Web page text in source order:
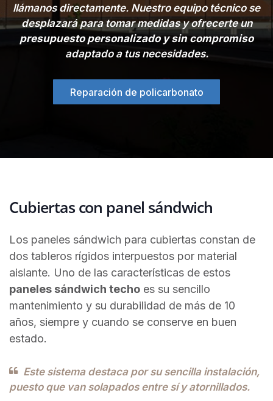
llámanos directamente. Nuestro equipo técnico se
desplazará para tomar medidas y ofrecerte un
presupuesto personalizado y sin compromiso
adaptado a tus necesidades.
Reparación de policarbonato
Cubiertas con panel sándwich
Los paneles sándwich para cubiertas constan de
dos tableros rígidos interpuestos por material
aislante. Uno de las características de estos
paneles sándwich techo es su sencillo
mantenimiento y su durabilidad de más de 10
años, siempre y cuando se conserve en buen
estado.
Este sistema destaca por su sencilla instalación,
puesto que van solapados entre sí y atornillados.